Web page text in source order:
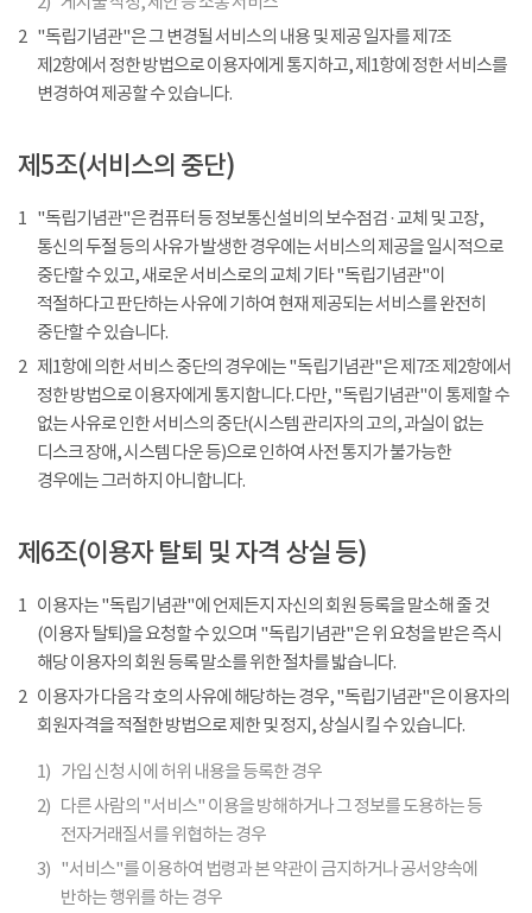
2 "독립기념관"은 그 변경될 서비스의 내용 및 제공 일자를 제7조
제2항에서 정한 방법으로 이용자에게 통지하고, 제1항에 정한 서비스를
변경하여 제공할 수 있습니다.
제5조(서비스의 중단)
1 "독립기념관"은 컴퓨터 등 정보통신설비의 보수점검 · 교체 및 고장,
통신의 두절 등의 사유가 발생한 경우에는 서비스의 제공을 일시적으로
중단할 수 있고, 새로운 서비스로의 교체 기타 "독립기념관"이
적절하다고 판단하는 사유에 기하여 현재 제공되는 서비스를 완전히
중단할 수 있습니다.
2 제1항에 의한 서비스 중단의 경우에는 "독립기념관"은 제7조 제2항에서
정한 방법으로 이용자에게 통지합니다. 다만, "독립기념관"이 통제할 수
없는 사유로 인한 서비스의 중단(시스템 관리자의 고의, 과실이 없는
디스크 장애, 시스템 다운 등)으로 인하여 사전 통지가 불가능한
경우에는 그러하지 아니합니다.
제6조(이용자 탈퇴 및 자격 상실 등)
1 이용자는 "독립기념관"에 언제든지 자신의 회원 등록을 말소해 줄 것
(이용자 탈퇴)을 요청할 수 있으며 "독립기념관"은 위 요청을 받은 즉시
해당 이용자의 회원 등록 말소를 위한 절차를 밟습니다.
2 이용자가 다음 각 호의 사유에 해당하는 경우, "독립기념관"은 이용자의
회원자격을 적절한 방법으로 제한 및 정지, 상실시킬 수 있습니다.
1) 가입 신청 시에 허위 내용을 등록한 경우
2) 다른 사람의 "서비스" 이용을 방해하거나 그 정보를 도용하는 등
전자거래질서를 위협하는 경우
3) "서비스"를 이용하여 법령과 본 약관이 금지하거나 공서양속에
반하는 행위를 하는 경우